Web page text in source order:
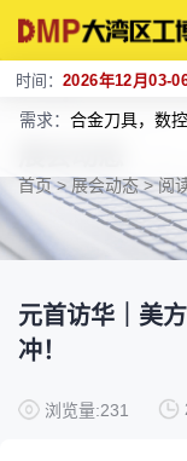
时间： 2026年12月03-
需求： 合金刀具，数
首页> 展会动态> 阅
元首访华｜美
冲！
浏览量:231